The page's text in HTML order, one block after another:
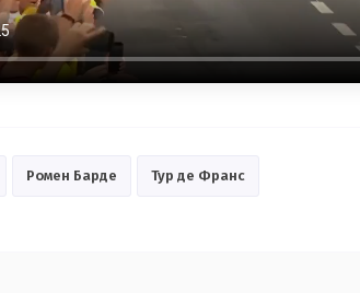
Ромен Барде Тур де Франс